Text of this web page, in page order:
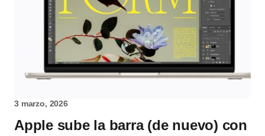
3 marzo, 2026
Apple sube la barra (de nuevo) con